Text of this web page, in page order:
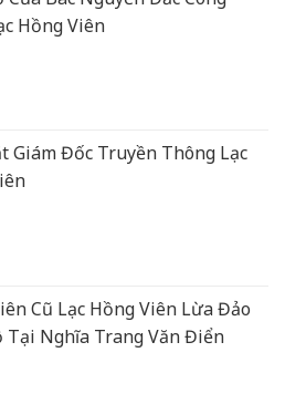
Hồng Viên
Giám Đốc Truyền Thông Lạc
Cũ Lạc Hồng Viên Lừa Đảo
Tại Nghĩa Trang Văn Điển